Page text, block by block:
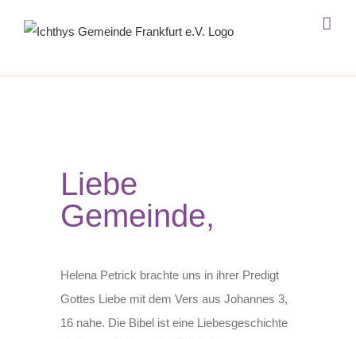
Inhalt
Liebe
Gemeinde,
Helena Petrick brachte uns in ihrer Predigt
Gottes Liebe mit dem Vers aus Johannes 3,
16 nahe. Die Bibel ist eine Liebesgeschichte